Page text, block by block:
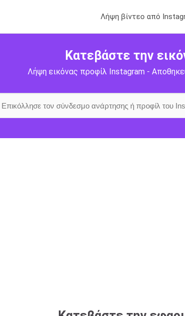
Λήψη βίντεο από
Κατεβάστε την
Λήψη εικόνας προφίλ Instagram -